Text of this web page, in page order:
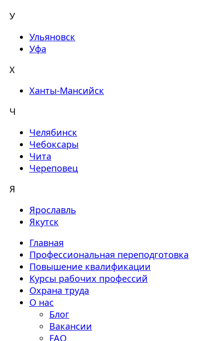
У
Ульяновск
Уфа
Х
Ханты-Мансийск
Ч
Челябинск
Чебоксары
Чита
Череповец
Я
Ярославль
Якутск
Главная
Профессиональная переподготовка
Повышение квалификации
Курсы рабочих профессий
Охрана труда
О нас
Блог
Вакансии
FAQ